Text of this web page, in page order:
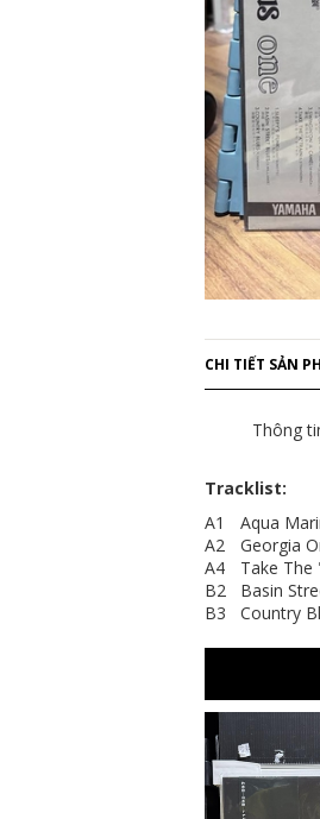
CHI TIẾT SẢN
Thông
Tracklist:
A1
Aqua
A2
Georgia
A4
Take The
B2
Basin
B3
Country